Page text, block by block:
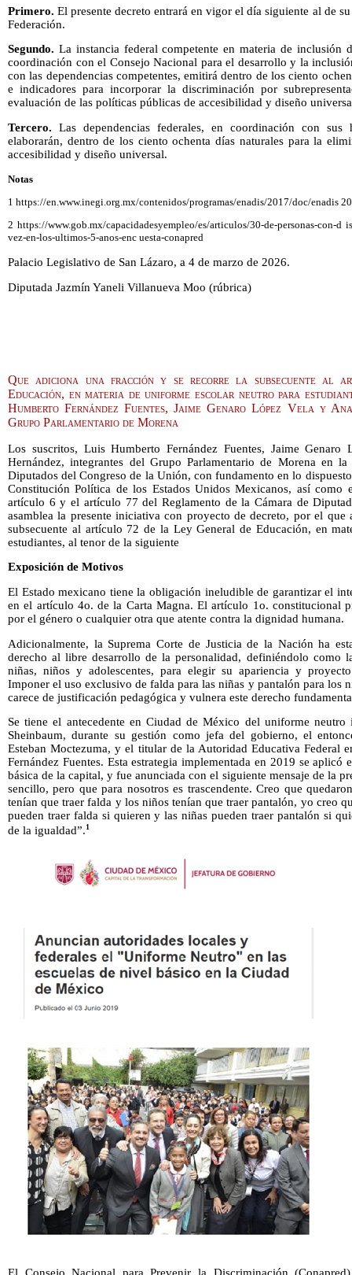
Primero.El presente decreto entrará en vigor el día siguiente al de
Federación.
Segundo. La instancia federal competente en materia de inclusión
coordinación con el Consejo Nacional para el desarrollo y la
con las dependencias competentes, emitirá dentro de los ciento
e indicadores para incorporar la discriminación por
evaluación de las políticas públicas de accesibilidad y diseño
Tercero. Las dependencias federales, en coordinación con sus
elaborarán, dentro de los ciento ochenta días naturales para la
accesibilidad y diseño universal.
Notas
1 https://en.www.inegi.org.mx/contenidos/programas/enadis/2017/doc/enadis
2 https://www.gob.mx/capacidadesyempleo/es/articulos/30-de-personas-con-d
vez-en-los-ultimos-5-anos-enc uesta-conapred
Palacio Legislativo de San Lázaro, a 4 de marzo de 2026.
Diputada Jazmín Yaneli Villanueva Moo (rúbrica)
Que adiciona una fracción y se recorre la subsecuente al
Educación, en materia de uniforme escolar neutro para
Humberto Fernández Fuentes, Jaime Genaro López Vela y
Grupo Parlamentario de Morena
Los suscritos, Luis Humberto Fernández Fuentes, Jaime
Hernández, integrantes del Grupo Parlamentario de Morena en
Diputados del Congreso de la Unión, con fundamento en lo
Constitución Política de los Estados Unidos Mexicanos, así
artículo 6 y el artículo 77 del Reglamento de la Cámara de
asamblea la presente iniciativa con proyecto de decreto, por el
subsecuente al artículo 72 de la Ley General de Educación, en
estudiantes, al tenor de la siguiente
Exposición de Motivos
El Estado mexicano tiene la obligación ineludible de garantizar el
en el artículo 4o. de la Carta Magna. El artículo 1o. constitucional
por el género o cualquier otra que atente contra la dignidad humana.
Adicionalmente, la Suprema Corte de Justicia de la Nación ha
derecho al libre desarrollo de la personalidad, definiéndolo como
niñas, niños y adolescentes, para elegir su apariencia y
Imponer el uso exclusivo de falda para las niñas y pantalón para los
carece de justificación pedagógica y vulnera este derecho
Se tiene el antecedente en Ciudad de México del uniforme
Sheinbaum, durante su gestión como jefa del gobierno, el
Esteban Moctezuma, y el titular de la Autoridad Educativa Federal
Fernández Fuentes. Esta estrategia implementada en 2019 se aplicó
básica de la capital, y fue anunciada con el siguiente mensaje de la
sencillo, pero que para nosotros es trascendente. Creo que
tenían que traer falda y los niños tenían que traer pantalón, yo creo
pueden traer falda si quieren y las niñas pueden traer pantalón si
de la igualdad”.1
El Consejo Nacional para Prevenir la Discriminación